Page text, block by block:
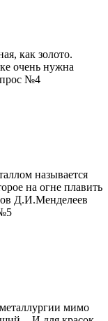
как золото.
очень нужна
№4
называется
на огне плавить
Д.И.Менделеев
мимо